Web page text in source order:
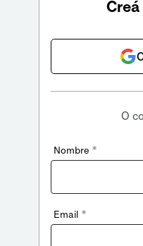
O
Nombre *
Email *